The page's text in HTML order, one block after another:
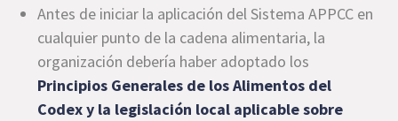
Antes de iniciar la aplicación del Sistema APPCC en
cualquier punto de la cadena alimentaria, la
organización debería haber adoptado los
Principios Generales de los Alimentos del
Codex y la legislación local aplicable sobre